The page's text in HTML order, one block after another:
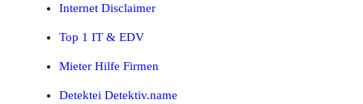
Internet Disclaimer
Top 1 IT & EDV
Mieter Hilfe Firmen
Detektei Detektiv.name